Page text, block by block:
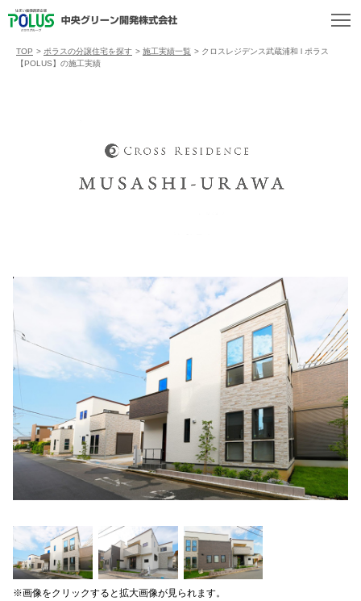
TOP > ポラスの分譲住宅を探す > 施工実績一覧 > クロスレジデンス武蔵浦和 l ポラス
【POLUS】の施工実績
※画像をクリックすると拡大画像が見られます。